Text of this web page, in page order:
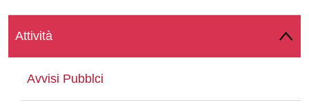
Attività
Avvisi Pubblci